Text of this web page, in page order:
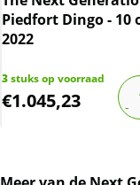
Piedfort Dingo - 10
2022
3stuks op voorraad
€1.045,23